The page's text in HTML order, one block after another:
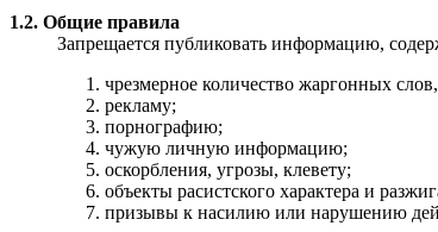
1.2. Общие правила
Запрещается публиковать информацию,
чрезмерное количество жаргонных
рекламу;
порнографию;
чужую личную информацию;
оскорбления, угрозы, клевету;
объекты расистского характера и
призывы к насилию или нарушению